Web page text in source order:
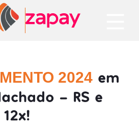
2024 em
- RS e